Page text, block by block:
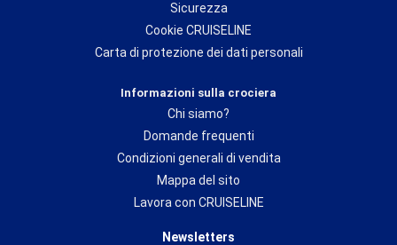
Sicurezza
Cookie CRUISELINE
Carta di protezione dei dati personali
Informazioni sulla crociera
Chi siamo?
Domande frequenti
Condizioni generali di vendita
Mappa del sito
Lavora con CRUISELINE
Newsletters